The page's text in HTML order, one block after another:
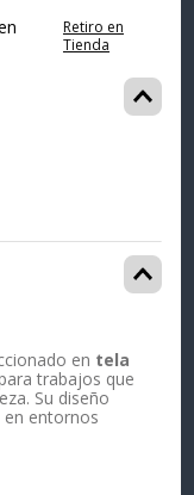
Retiro en
Tienda
en tela
trabajos que
Su diseño
entornos